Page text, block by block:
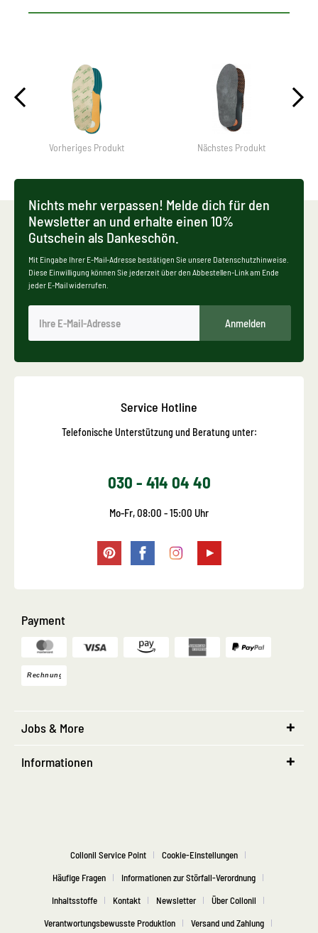
Vorheriges Produkt Nächstes Produkt
Nichts mehr verpassen! Melde dich für den
Newsletter an und erhalte einen 10%
Gutschein als Dankeschön.
Mit Eingabe Ihrer E-Mail-Adresse bestätigen Sie unsere Datenschutzhinweise.
Diese Einwilligung können Sie jederzeit über den Abbestellen-Link am Ende
jeder E-Mail widerrufen.
Anmelden
Service Hotline
Telefonische Unterstützung und Beratung unter:
030 - 414 04 40
Mo-Fr, 08:00 - 15:00 Uhr
Payment
Jobs & More
Informationen
Collonil Service Point
Cookie-Einstellungen
Häufige Fragen
Informationen zur Störfall-Verordnung
Inhaltsstoffe
Kontakt Newsletter
Über Collonil
Verantwortungsbewusste Produktion
Versand und Zahlung